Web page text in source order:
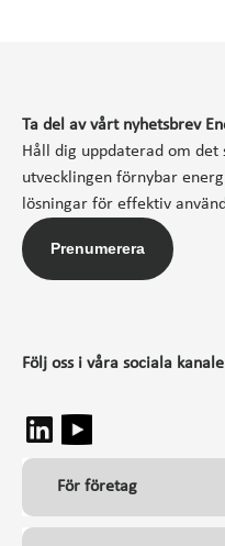
Ta del av vårt nyhetsbrev
Håll dig uppdaterad om det
utvecklingen förnybar
lösningar för effektiv
Prenumerera
Följ oss i våra sociala
För företag